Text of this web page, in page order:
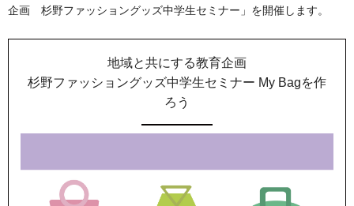
企画 杉野ファッショングッズ中学生セミナー」を開催します。
地域と共にする教育企画
杉野ファッショングッズ中学生セミナー My Bagを作
ろう